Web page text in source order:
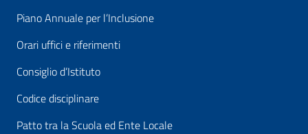
Piano Annuale per l’Inclusione
Orari uffici e riferimenti
Consiglio d’Istituto
Codice disciplinare
Patto tra la Scuola ed Ente Locale